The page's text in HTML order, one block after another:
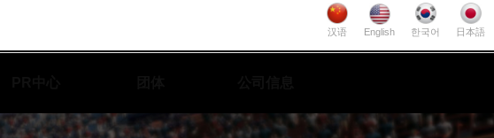
汉语 English 한국어 日本語